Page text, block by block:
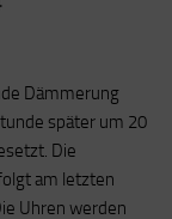
Dämmerung
später um 20
Die
am letzten
Uhren werden